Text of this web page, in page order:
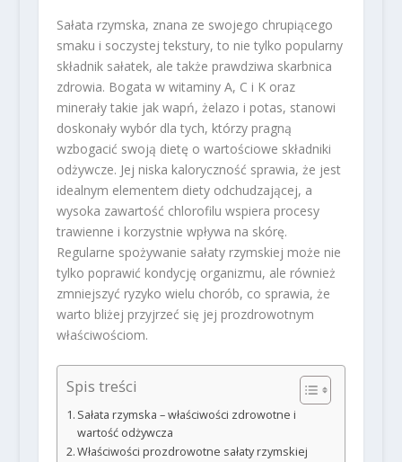
Sałata rzymska, znana ze swojego chrupiącego
smaku i soczystej tekstury, to nie tylko popularny
składnik sałatek, ale także prawdziwa skarbnica
zdrowia. Bogata w witaminy A, C i K oraz
minerały takie jak wapń, żelazo i potas, stanowi
doskonały wybór dla tych, którzy pragną
wzbogacić swoją dietę o wartościowe składniki
odżywcze. Jej niska kaloryczność sprawia, że jest
idealnym elementem diety odchudzającej, a
wysoka zawartość chlorofilu wspiera procesy
trawienne i korzystnie wpływa na skórę.
Regularne spożywanie sałaty rzymskiej może nie
tylko poprawić kondycję organizmu, ale również
zmniejszyć ryzyko wielu chorób, co sprawia, że
warto bliżej przyjrzeć się jej prozdrowotnym
właściwościom.
Spis treści
Sałata rzymska – właściwości zdrowotne i
wartość odżywcza
Właściwości prozdrowotne sałaty rzymskiej